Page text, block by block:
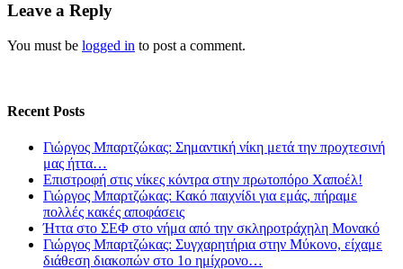
Leave a Reply
You must be logged in to post a comment.
Recent Posts
Γιώργος Μπαρτζώκας: Σημαντική νίκη μετά την προχτεσινή
μας ήττα…
Επιστροφή στις νίκες κόντρα στην πρωτοπόρο Χαποέλ!
Γιώργος Μπαρτζώκας: Κακό παιχνίδι για εμάς, πήραμε
πολλές κακές αποφάσεις
Ήττα στο ΣΕΦ στο νήμα από την σκληροτράχηλη Μονακό
Γιώργος Μπαρτζώκας: Συγχαρητήρια στην Μύκονο, είχαμε
διάθεση διακοπών στο 1ο ημίχρονο…